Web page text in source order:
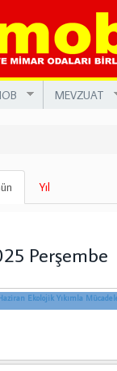
MEVZUAT
sekme)
Yıl
Perşembe
Ekolojik Yıkımla